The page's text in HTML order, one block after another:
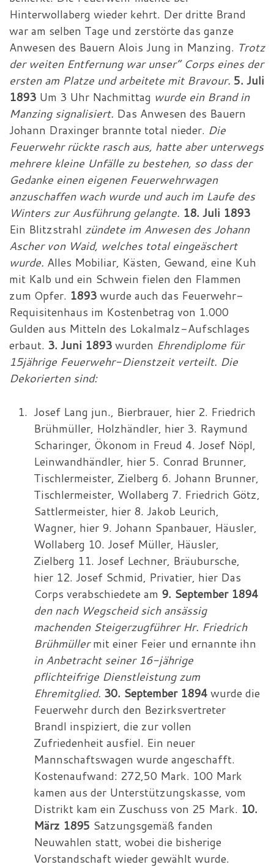
Hinterwollaberg wieder kehrt. Der dritte Brand
war am selben Tage und zerstörte das ganze
Anwesen des Bauern Alois Jung in Manzing. Trotz
der weiten Entfernung war unser“ Corps eines der
ersten am Platze und arbeitete mit Bravour. 5. Juli
1893 Um 3 Uhr Nachmittag wurde ein Brand in
Manzing signalisiert. Das Anwesen des Bauern
Johann Draxinger brannte total nieder. Die
Feuerwehr rückte rasch aus, hatte aber unterwegs
mehrere kleine Unfälle zu bestehen, so dass der
Gedanke einen eigenen Feuerwehrwagen
anzuschaffen wach wurde und auch im Laufe des
Winters zur Ausführung gelangte. 18. Juli 1893
Ein Blitzstrahl zündete im Anwesen des Johann
Ascher von Waid, welches total eingeäschert
wurde. Alles Mobiliar, Kästen, Gewand, eine Kuh
mit Kalb und ein Schwein fielen den Flammen
zum Opfer. 1893wurde auch das Feuerwehr-
Requisitenhaus im Kostenbetrag von 1.000
Gulden aus Mitteln des Lokalmalz-Aufschlages
erbaut. 3. Juni 1893wurden Ehrendiplome für
15jährige Feuerwehr-Dienstzeit verteilt. Die
Dekorierten sind:
Josef Lang jun., Bierbrauer, hier 2. Friedrich
Brühmüller, Holzhändler, hier 3. Raymund
Scharinger, Ökonom in Freud 4. Josef Nöpl,
Leinwandhändler, hier 5. Conrad Brunner,
Tischlermeister, Zielberg 6. Johann Brunner,
Tischlermeister, Wollaberg 7. Friedrich Götz,
Sattlermeister, hier 8. Jakob Leurich,
Wagner, hier 9. Johann Spanbauer, Häusler,
Wollaberg 10. Josef Müller, Häusler,
Zielberg 11. Josef Lechner, Bräubursche,
hier 12. Josef Schmid, Privatier, hier Das
Corps verabschiedete am 9. September 1894
den nach Wegscheid sich ansässig
machenden Steigerzugführer Hr. Friedrich
Brühmüllermit einer Feier und ernannte ihn
in Anbetracht seiner 16-jährige
pflichteifrige Dienstleistung zum
Ehremitglied. 30. September 1894wurde die
Feuerwehr durch den Bezirksvertreter
Brandl inspiziert, die zur vollen
Zufriedenheit ausfiel. Ein neuer
Mannschaftswagen wurde angeschafft.
Kostenaufwand: 272,50 Mark. 100 Mark
kamen aus der Unterstützungskasse, vom
Distrikt kam ein Zuschuss von 25 Mark. 10.
März 1895 Satzungsgemäß fanden
Neuwahlen statt, wobei die bisherige
Vorstandschaft wieder gewählt wurde.